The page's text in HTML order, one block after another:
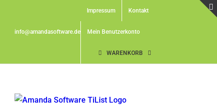
contentinfo@amandasoftware.de
Impressum Kontakt
Mein Benutzerkonto
WARENKORB